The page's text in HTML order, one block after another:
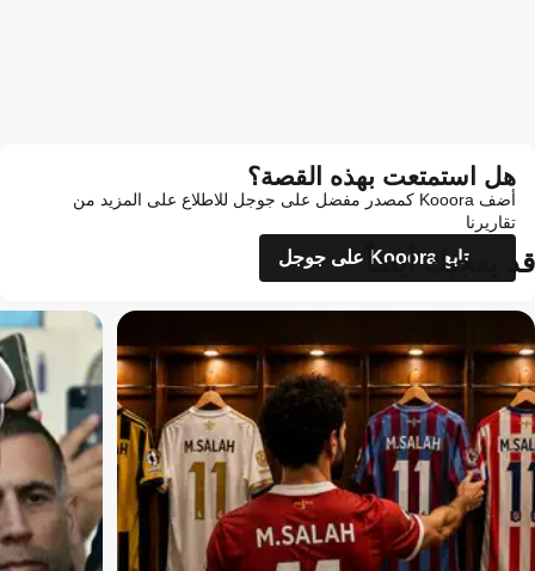
هل استمتعت بهذه القصة؟
أضف Kooora كمصدر مفضل على جوجل للاطلاع على المزيد من
تقاريرنا
تابع Kooora على جوجل
قد يعجبك أيضاً